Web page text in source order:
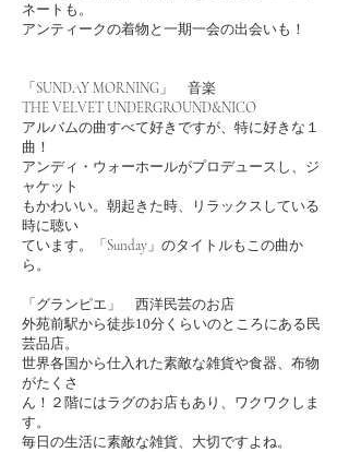
ネートも。
アンティークの着物と一期一会の出会いも！
「SUNDAY MORNING」 音楽
THE VELVET UNDERGROUND&NICO
アルバムの曲すべて好きですが、特に好きな１
曲！
アンディ・ウォーホールがプロデュースし、ジ
ャケット
もかわいい。朝起きた時、リラックスしている
時に聴い
ています。「Sunday」のタイトルもこの曲か
ら。
「グランピエ」 西洋民芸のお店
外苑前駅から徒歩10分くらいのところにある民
芸品店。
世界各国から仕入れた素敵な雑貨や食器、布物
がたくさ
ん！２階にはラグのお店もあり、ワクワクしま
す。
毎日の生活に素敵な雑貨、大切ですよね。